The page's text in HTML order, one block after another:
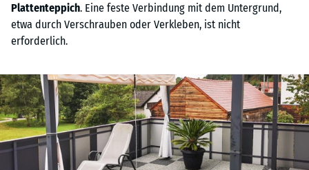
Plattenteppich. Eine feste Verbindung mit dem Untergrund,
etwa durch Verschrauben oder Verkleben, ist nicht
erforderlich.